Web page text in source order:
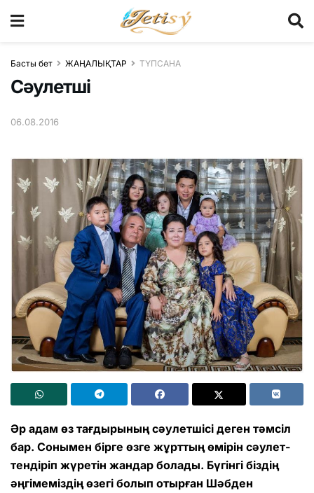
Басты бет ЖАҢАЛЫҚТАР ТҮПСАНА
Сәулетші
06.08.2016
Әр адам өз тағ­дыры­ның сәу­лет­шісі деген тәмсіл
бар. Сонымен бірге өзге жұрт­тың өмірін сәулет­
тен­діріп жүре­тін жандар болады. Бүгінгі біздің
әңгі­меміздің өзегі болып отырған Шәб­ден